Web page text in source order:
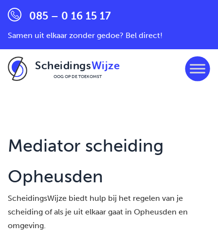
085 – 0 16 15 17
Samen uit elkaar zonder gedoe? Bel direct!
ScheidingsWijze
OOG OP DE TOEKOMST
Mediator scheiding
Opheusden
ScheidingsWijze biedt hulp bij het regelen van je
scheiding of als je uit elkaar gaat in Opheusden en
omgeving.